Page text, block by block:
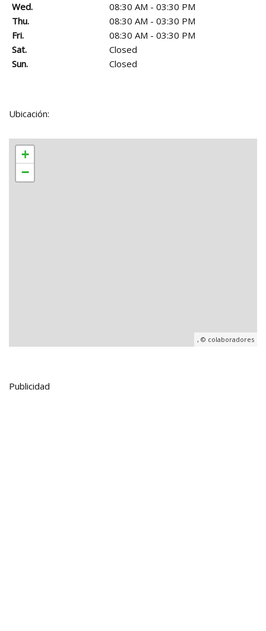
Wed.
08:30 AM - 03:30 PM
Thu.
08:30 AM - 03:30 PM
Fri.
08:30 AM - 03:30 PM
Sat.
Closed
Sun.
Closed
Ubicación:
+
−
, © colaboradores
Publicidad